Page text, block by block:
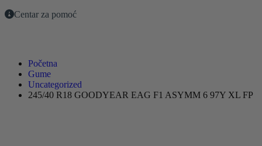
Centar za pomoć
Početna
Gume
Uncategorized
245/40 R18 GOODYEAR EAG F1 ASYMM 6 97Y XL FP